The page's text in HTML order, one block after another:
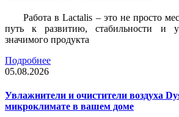
Работа в Lactalis – это не просто
путь к развитию, стабильности и
значимого продукта
Подробнее
05.08.2026
Увлажнители и очистители воздуха
микроклимате в вашем доме